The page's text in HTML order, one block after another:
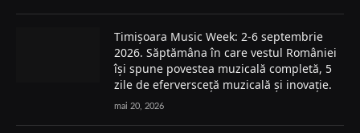
Timișoara Music Week: 2-6 septembrie
2026. Săptămâna în care vestul României
își spune povestea muzicală completă, 5
zile de eferversceță muzicală și inovație.
mai 20, 2026